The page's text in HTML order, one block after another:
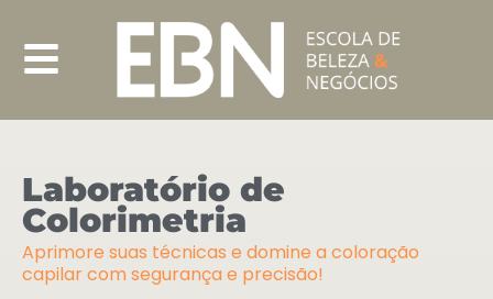
Laboratório de
Colorimetria
Aprimore suas técnicas e domine a coloração
capilar com segurança e precisão!